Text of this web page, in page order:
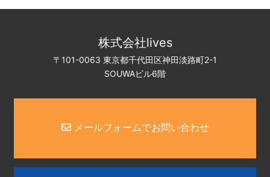
株式会社lives
〒101-0063 東京都千代田区神田淡路町2-1
SOUWAビル6階
メールフォームでお問い合わせ